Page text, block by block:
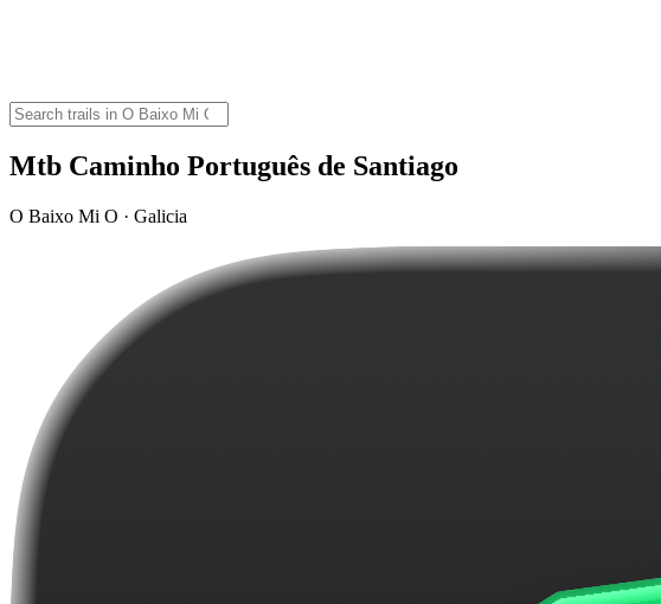
Mtb Caminho Português de Santiago
O Baixo Mi O · Galicia